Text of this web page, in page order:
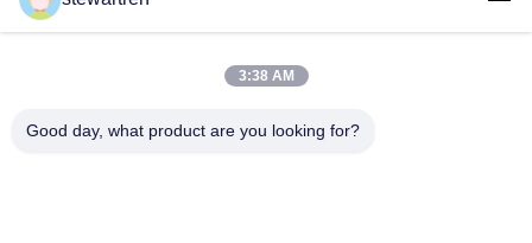
3:38 AM
Good day, what product are you looking for?